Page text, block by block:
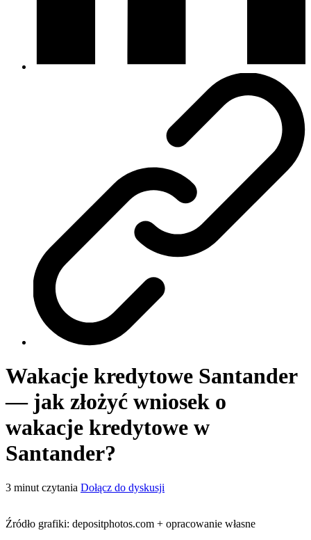
Wakacje kredytowe Santander
— jak złożyć wniosek o
wakacje kredytowe w
Santander?
3 minut czytania Dołącz do dyskusji
Źródło grafiki: depositphotos.com + opracowanie własne